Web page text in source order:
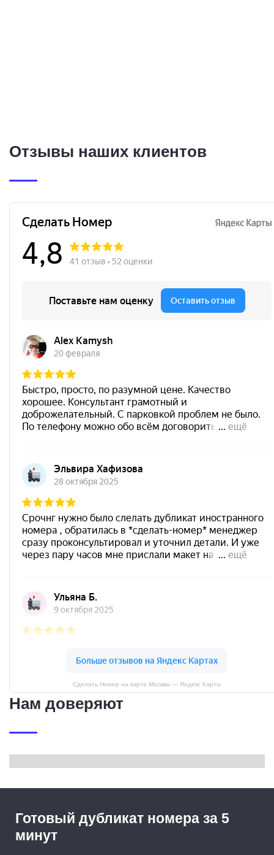
Отзывы наших клиентов
Сделать Номер на карте Москвы — Яндекс Карты
Нам доверяют
Готовый дубликат номера за 5
минут